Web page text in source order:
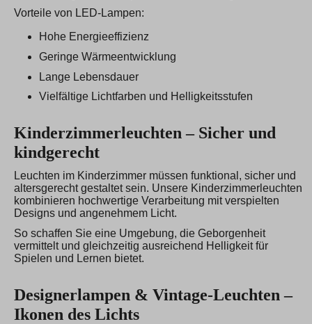
Vorteile von LED-Lampen:
Hohe Energieeffizienz
Geringe Wärmeentwicklung
Lange Lebensdauer
Vielfältige Lichtfarben und Helligkeitsstufen
Kinderzimmerleuchten – Sicher und
kindgerecht
Leuchten im Kinderzimmer müssen funktional, sicher und
altersgerecht gestaltet sein. Unsere Kinderzimmerleuchten
kombinieren hochwertige Verarbeitung mit verspielten
Designs und angenehmem Licht.
So schaffen Sie eine Umgebung, die Geborgenheit
vermittelt und gleichzeitig ausreichend Helligkeit für
Spielen und Lernen bietet.
Designerlampen & Vintage-Leuchten –
Ikonen des Lichts